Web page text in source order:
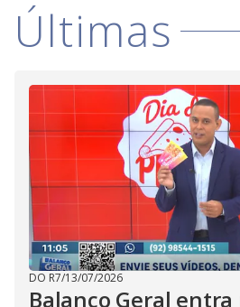
Últimas
DO R7/13/07/2026
Balanço Geral